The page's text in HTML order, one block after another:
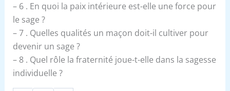
– 6 . En quoi la paix intérieure est-elle une force pour
le sage ?
– 7 . Quelles qualités un maçon doit-il cultiver pour
devenir un sage ?
– 8 . Quel rôle la fraternité joue-t-elle dans la sagesse
individuelle ?